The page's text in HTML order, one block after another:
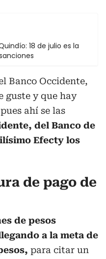
18 de julio es la
Banco Occidente,
guste y que hay
ahí se las
del Banco de
Efecty los
de pago de
de pesos
a la meta de
para citar un